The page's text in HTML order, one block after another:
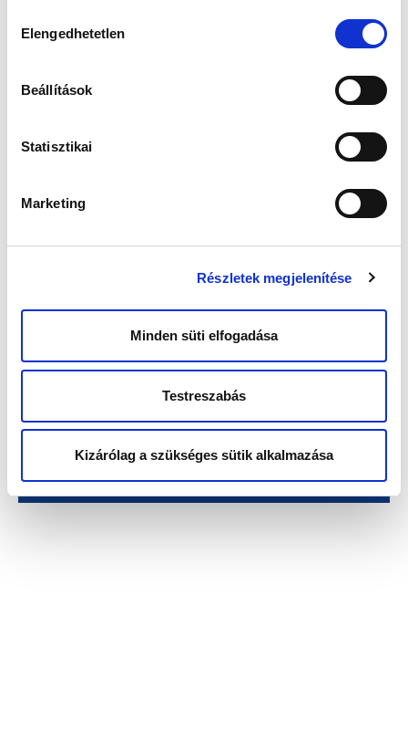
kiválasztása
Elengedhetetlen
Beállítások
Statisztikai
Marketing
Részletek megjelenítése
Minden süti elfogadása
Testreszabás
Kizárólag a szükséges sütik alkalmazása